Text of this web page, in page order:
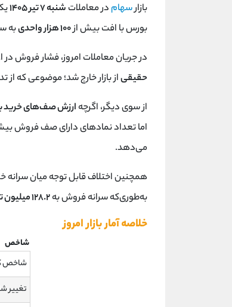
بازارسهام در معاملات شنبه ۷ تیر ۱۴۰۵
بورس با افت بیش از۱۰۰ هزار واحدی به
در جریان معاملات امروز، فشار فروش
حقیقیاز بازار خارج شد؛ موضوعی که
از سوی دیگر، اگرچه ارزش صف‌های خرید به بیش از ۱۱.۵
اما تعداد نمادهای دارای صف فروش
می‌دهد.
همچنین اختلاف قابل توجه میان سرانه
به‌طوری‌که سرانه فروش به۱۲۸.۲ میلیون تومان
خلاصه آمار بازار امروز
شاخص
شاخص
تغییر